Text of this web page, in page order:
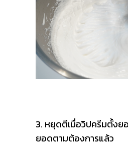
3. หยุดตีเมื่อวิปครีมตั้งย
ยอดตามต้องการแล้ว